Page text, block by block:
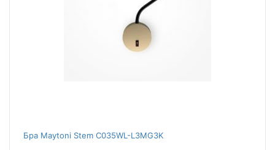
Бра Maytoni Stem C035WL-L3MG3K